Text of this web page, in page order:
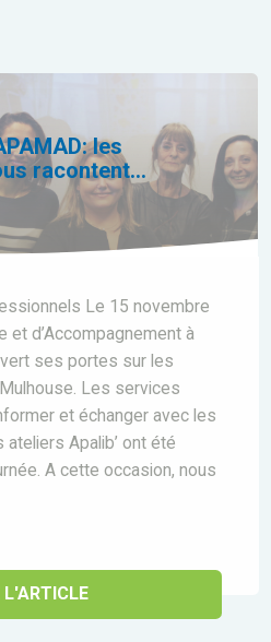
les
racontent…
Le 15 novembre
et d’Accompagnement à
ses portes sur les
Les services
et échanger avec les
Apalib’ ont été
A cette occasion, nous
L'ARTICLE